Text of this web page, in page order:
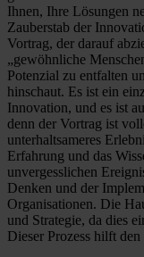
Ihnen, Ihre Lösungen
Zauberstab der
Vortrag, der darauf
„gewöhnliche
Potenzial zu entfalten
hinschaut. Es ist ein
Innovation, und es ist
denn der Vortrag ist
unterhaltsameres
Erfahrung und das
unvergesslichen
Denken und der
Organisationen. Die
und Strategie, da dies
Dieser Prozess hilft